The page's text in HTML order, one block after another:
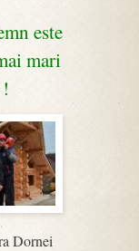
este
mari
Dornei